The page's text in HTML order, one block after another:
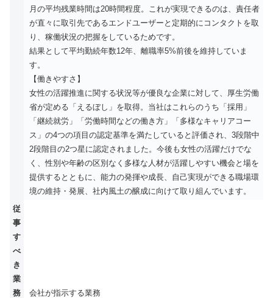
月の平均残業時間は20時間程度。これが実現できるのは、責任者
が直々に取引先であるエンドユーザーと定期的にコンタクトを取
り、稼働状況の把握をしているためです。
結果として平均勤続年数12年、離職率5%前後を維持していま
す。
【働きやすさ】
女性の活躍推進に関する状況等が優良な企業に対して、厚生労働
省が定める「えるぼし」を取得。当社はこれらのうち「採用」
「継続就労」「労働時間などの働き方」「多様なキャリアコー
ス」の4つの項目の認定基準を満たしていると評価され、3段階中
2段階目の2つ星に認定されました。今後も女性の活躍だけでな
く、性別や年齢の区別なく多様な人材が活躍しやすい機会と場を
提供するとともに、能力の発揮や成長、自己実現ができる職場環
境の維持・発展、社内風土の醸成に向けて取り組んでいます。
従
事
す
べ
き
業
務
会社が指示する業務